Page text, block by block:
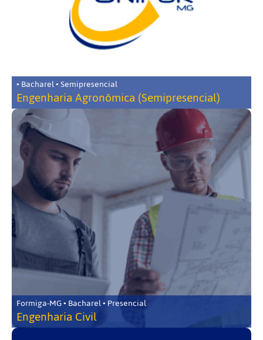
• Bacharel • Semipresencial
Engenharia Agronômica (Semipresencial)
Formiga-MG • Bacharel • Presencial
Engenharia Civil